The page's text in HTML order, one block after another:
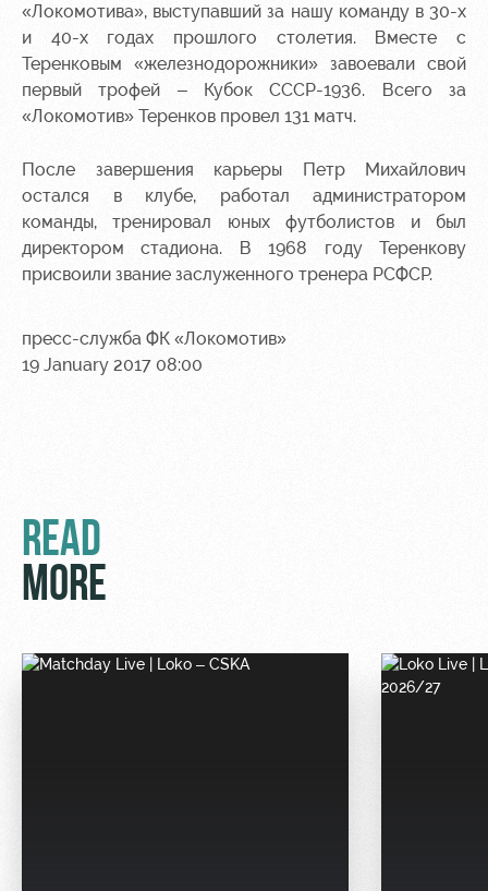
«Локомотива», выступавший за нашу команду в 30-х
и 40-х годах прошлого столетия. Вместе с
Теренковым «железнодорожники» завоевали свой
первый трофей – Кубок СССР-1936. Всего за
«Локомотив» Теренков провел 131 матч.
После завершения карьеры Петр Михайлович
остался в клубе, работал администратором
команды, тренировал юных футболистов и был
директором стадиона. В 1968 году Теренкову
присвоили звание заслуженного тренера РСФСР.
пресс-служба ФК «Локомотив»
19 January 2017 08:00
READ
MORE